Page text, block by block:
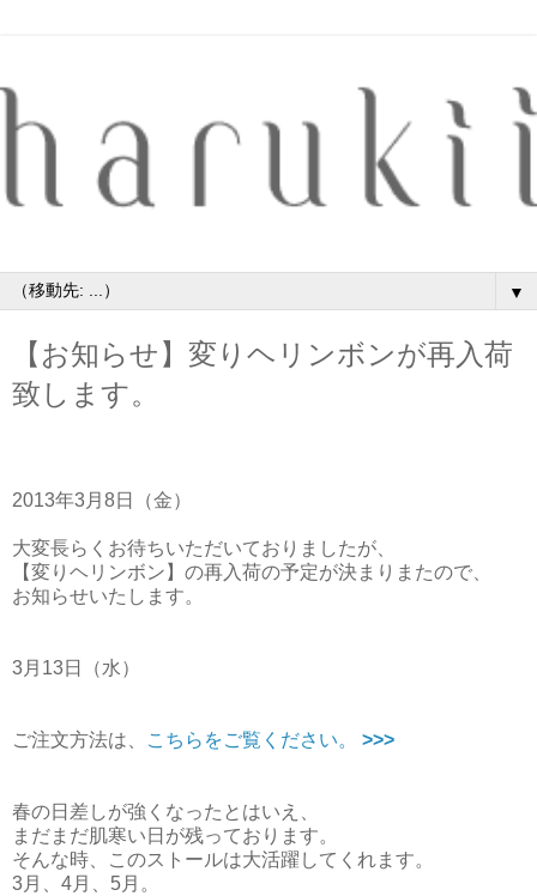
▼
【お知らせ】変りヘリンボンが再入荷
致します。
2013年3月8日（金）
大変長らくお待ちいただいておりましたが、
【変りヘリンボン】の再入荷の予定が決まりまたので、
お知らせいたします。
3月13日（水）
ご注文方法は、 こちらをご覧ください。 >>>
春の日差しが強くなったとはいえ、
まだまだ肌寒い日が残っております。
そんな時、このストールは大活躍してくれます。
3月、4月、5月。